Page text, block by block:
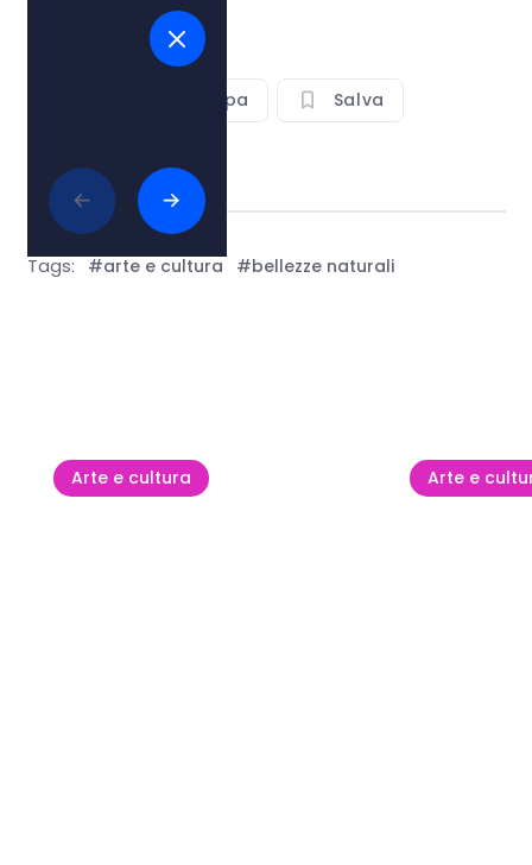
Vedi sulla mappa Salva
Condividi
Tags: #arte e cultura #bellezze naturali
Arte e cultura Arte e